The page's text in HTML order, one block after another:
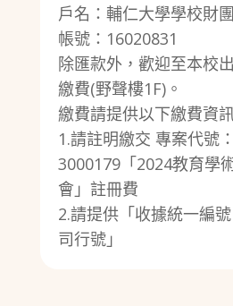
戶名：輔仁大學學校財
帳號：16020831
除匯款外，歡迎至本校
繳費(野聲樓1F)。
繳費請提供以下繳費資訊
1.請註明繳交 專案代號：
3000179「2024教育學
會」註冊費
2.請提供「收據統一編
司行號」